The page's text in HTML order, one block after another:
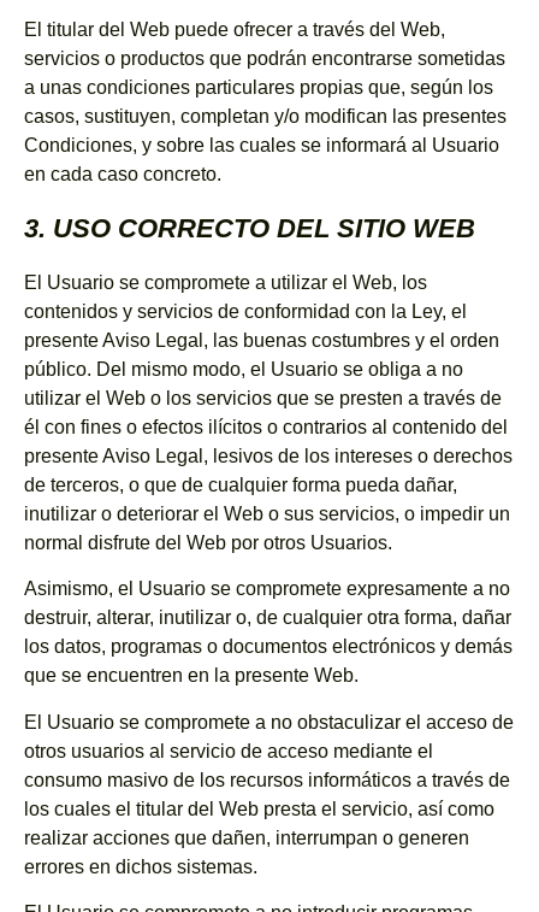
El titular del Web puede ofrecer a través del Web,
servicios o productos que podrán encontrarse sometidas
a unas condiciones particulares propias que, según los
casos, sustituyen, completan y/o modifican las presentes
Condiciones, y sobre las cuales se informará al Usuario
en cada caso concreto.
3. USO CORRECTO DEL SITIO WEB
El Usuario se compromete a utilizar el Web, los
contenidos y servicios de conformidad con la Ley, el
presente Aviso Legal, las buenas costumbres y el orden
público. Del mismo modo, el Usuario se obliga a no
utilizar el Web o los servicios que se presten a través de
él con fines o efectos ilícitos o contrarios al contenido del
presente Aviso Legal, lesivos de los intereses o derechos
de terceros, o que de cualquier forma pueda dañar,
inutilizar o deteriorar el Web o sus servicios, o impedir un
normal disfrute del Web por otros Usuarios.
Asimismo, el Usuario se compromete expresamente a no
destruir, alterar, inutilizar o, de cualquier otra forma, dañar
los datos, programas o documentos electrónicos y demás
que se encuentren en la presente Web.
El Usuario se compromete a no obstaculizar el acceso de
otros usuarios al servicio de acceso mediante el
consumo masivo de los recursos informáticos a través de
los cuales el titular del Web presta el servicio, así como
realizar acciones que dañen, interrumpan o generen
errores en dichos sistemas.